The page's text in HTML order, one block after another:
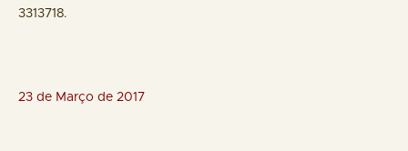
3313718.
23 de Março de 2017